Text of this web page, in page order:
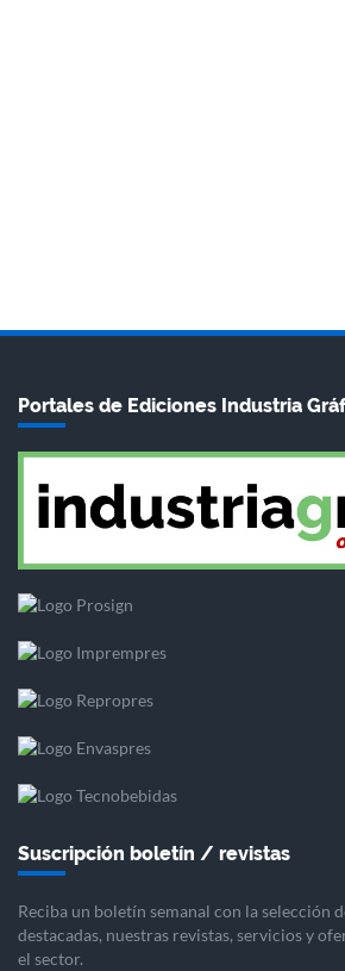
Portales de Ediciones Industria
Suscripción boletín / revistas
Reciba un boletín semanal con la selección
destacadas, nuestras revistas, servicios y
el sector.